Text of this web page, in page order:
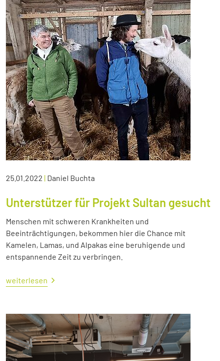
25.01.2022 | Daniel Buchta
Unterstützer für Projekt Sultan gesucht
Menschen mit schweren Krankheiten und
Beeinträchtigungen, bekommen hier die Chance mit
Kamelen, Lamas, und Alpakas eine beruhigende und
entspannende Zeit zu verbringen.
weiterlesen